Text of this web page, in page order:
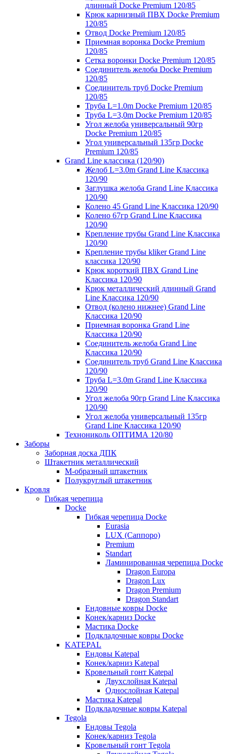
длинный Docke Premium 120/85
Крюк карнизный ПВХ Docke Premium
120/85
Отвод Docke Premium 120/85
Приемная воронка Docke Premium
120/85
Сетка воронки Docke Premium 120/85
Соединитель желоба Docke Premium
120/85
Соединитель труб Docke Premium
120/85
Труба L=1.0m Docke Premium 120/85
Труба L=3,0m Docke Premium 120/85
Угол желоба универсальный 90гр
Docke Premium 120/85
Угол универсальный 135гр Docke
Premium 120/85
Grand Line классика (120/90)
Желоб L=3.0m Grand Line Классика
120/90
Заглушка желоба Grand Line Классика
120/90
Колено 45 Grand Line Классика 120/90
Колено 67гр Grand Line Классика
120/90
Крепление трубы Grand Line Классика
120/90
Крепление трубы kliker Grand Line
классика 120/90
Крюк короткий ПВХ Grand Line
Классика 120/90
Крюк металлический длинный Grand
Line Классика 120/90
Отвод (колено нижнее) Grand Line
Классика 120/90
Приемная воронка Grand Line
Классика 120/90
Соединитель желоба Grand Line
Классика 120/90
Соединитель труб Grand Line Классика
120/90
Труба L=3.0m Grand Line Классика
120/90
Угол желоба 90гр Grand Line Классика
120/90
Угол желоба универсальный 135гр
Grand Line Классика 120/90
Технониколь ОПТИМА 120/80
Заборы
Заборная доска ДПК
Штакетник металлический
М-образный штакетник
Полукруглый штакетник
Кровля
Гибкая черепица
Docke
Гибкая черепица Docke
Eurasia
LUX (Саппоро)
Premium
Standart
Ламинированная черепица Docke
Dragon Europa
Dragon Lux
Dragon Premium
Dragon Standart
Ендовные ковры Docke
Конек/карниз Docke
Мастика Docke
Подкладочные ковры Docke
KATEPAL
Ендовы Katepal
Конек/карниз Katepal
Кровельный гонт Katepal
Двухслойная Katepal
Однослойная Katepal
Мастика Katepal
Подкладочные ковры Katepal
Tegola
Ендовы Tegola
Конек/карниз Tegola
Кровельный гонт Tegola